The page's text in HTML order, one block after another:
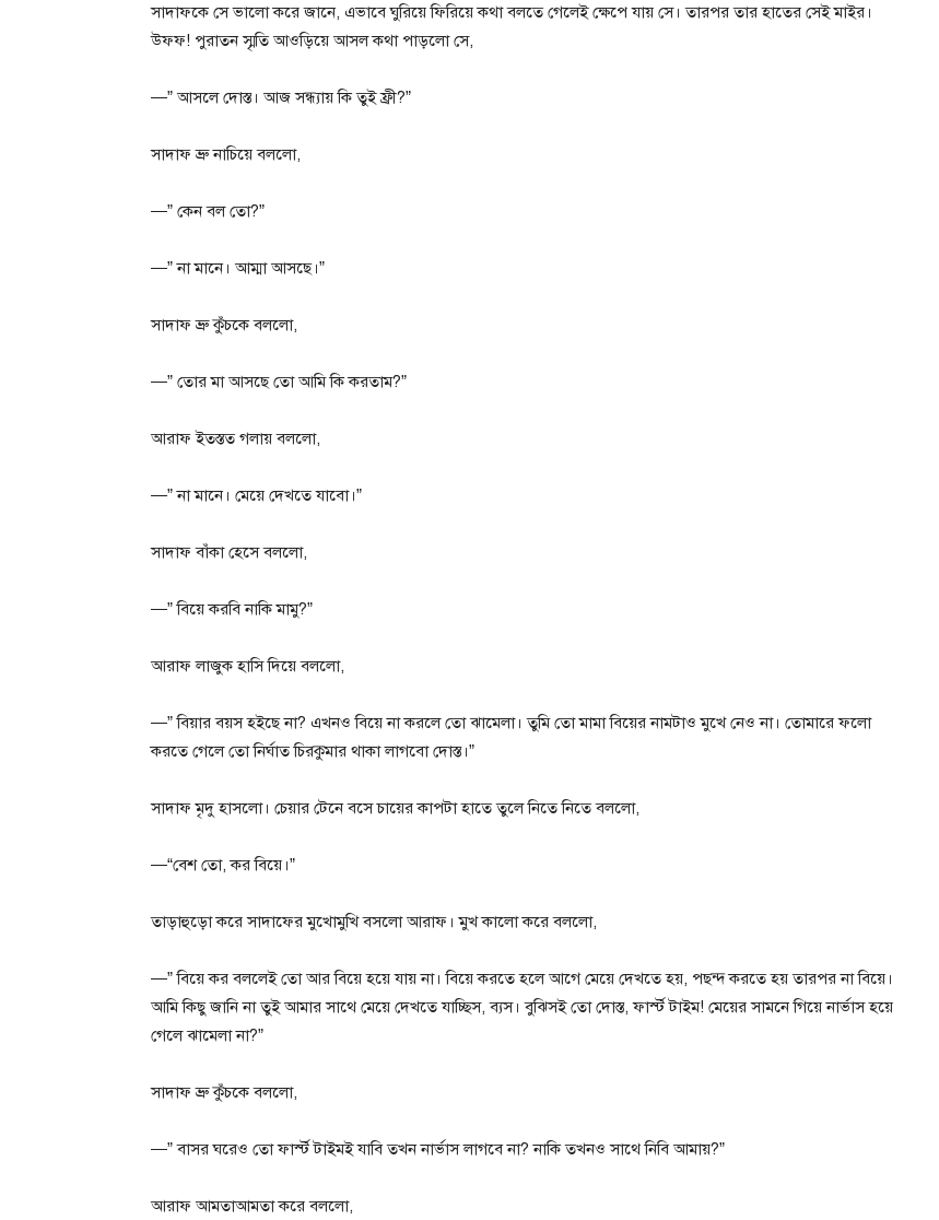
সাদাফকে সে ভালো করে জানে, এভাবে ঘুরিয়ে ফিরিয়ে কথা বলতে গেলেই ক্ষেপে যায় সে। তারপর তার হাতের সেই মাইর।
উফফ! পুরাতন স্মৃতি আওড়িয়ে আসল কথা পাড়লো সে,
—” আসলে দোস্ত। আজ সন্ধ্যায় কি তুই ফ্রী?”
সাদাফ ভ্রু নাচিয়ে বললো,
—” কেন বল তো?”
—” না মানে। আম্মা আসছে।”
সাদাফ ভ্রু কুঁচকে বললো,
—” তোর মা আসছে তো আমি কি করতাম?”
আরাফ ইতস্তত গলায় বললো,
—” না মানে। মেয়ে দেখতে যাবো।”
সাদাফ বাঁকা হেসে বললো,
—” বিয়ে করবি নাকি মামু?”
আরাফ লাজুক হাসি দিয়ে বললো,
—” বিয়ার বয়স হইছে না? এখনও বিয়ে না করলে তো ঝামেলা। তুমি তো মামা বিয়ের নামটাও মুখে নেও না। তোমারে ফলো
করতে গেলে তো নির্ঘাত চিরকুমার থাকা লাগবো দোস্ত।”
সাদাফ মৃদু হাসলো। চেয়ার টেনে বসে চায়ের কাপটা হাতে তুলে নিতে নিতে বললো,
—“বেশ তো, কর বিয়ে।”
তাড়াহুড়ো করে সাদাফের মুখোমুখি বসলো আরাফ। মুখ কালো করে বললো,
—” বিয়ে কর বললেই তো আর বিয়ে হয়ে যায় না। বিয়ে করতে হলে আগে মেয়ে দেখতে হয়, পছন্দ করতে হয় তারপর না বিয়ে।
আমি কিছু জানি না তুই আমার সাথে মেয়ে দেখতে যাচ্ছিস, ব্যস। বুঝিসই তো দোস্ত, ফার্স্ট টাইম! মেয়ের সামনে গিয়ে নার্ভাস হয়ে
গেলে ঝামেলা না?”
সাদাফ ভ্রু কুঁচকে বললো,
—” বাসর ঘরেও তো ফার্স্ট টাইমই যাবি তখন নার্ভাস লাগবে না? নাকি তখনও সাথে নিবি আমায়?”
আরাফ আমতাআমতা করে বললো,